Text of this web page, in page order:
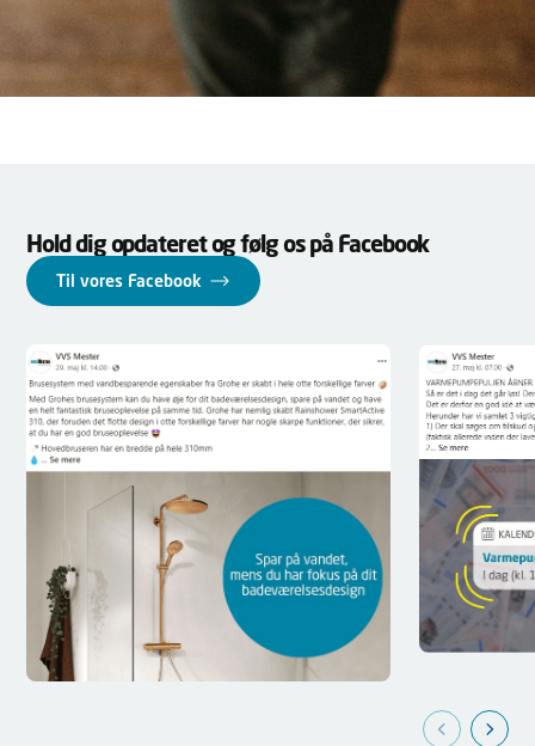
Hold dig opdateret og følg os på Facebook
Til vores Facebook